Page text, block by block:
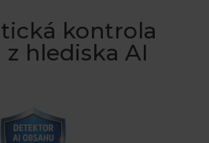
kontrola
hlediska AI